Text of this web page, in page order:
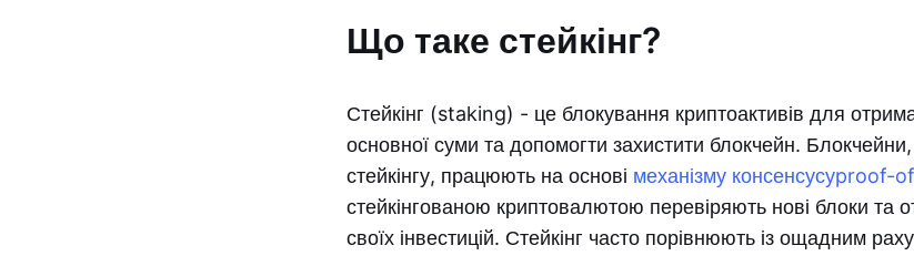
Що таке стейкінг?
Стейкінг (staking) - це блокування криптоактивів для
основної суми та допомогти захистити блокчейн.
стейкінгу, працюють на основі механізму консенсусуproof-
стейкінгованою криптовалютою перевіряють нові блоки та
своїх інвестицій. Стейкінг часто порівнюють із ощадним